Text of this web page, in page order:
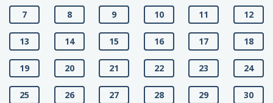
7 8 9 10 11 12
13 14 15 16 17 18
19 20 21 22 23 24
25 26 27 28 29 30